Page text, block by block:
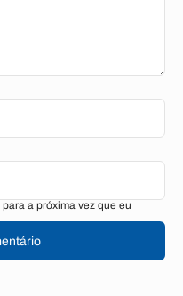
a próxima vez que eu